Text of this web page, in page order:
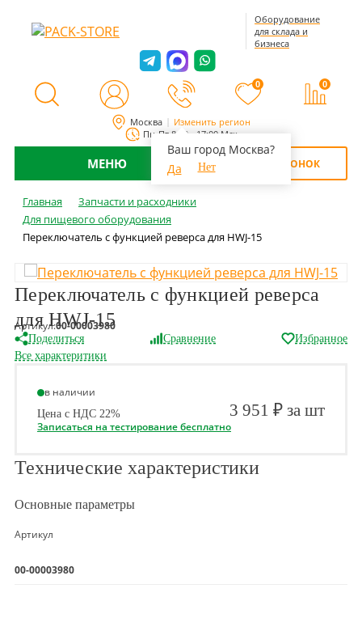
Москва Изменить регион
Ваш город Москва?
Да
Нет
Пн-Пт 8:00 - 17:00 Мск
Оборудование
для склада и
бизнеса
0 0
МЕНЮ ОБРАТНЫЙ ЗВОНОК
Главная
Запчасти и расходники
Для пищевого оборудования
Переключатель с функцией реверса для HWJ-15
Переключатель с функцией реверса
для HWJ-15
Артикул:00-00003980
Поделиться Сравнение
Избранное
Все характеритики
в наличии
Цена с НДС 22% 3 951 ₽ за шт
Записаться на тестирование бесплатно
Технические характеристики
Основные параметры
Артикул
00-00003980